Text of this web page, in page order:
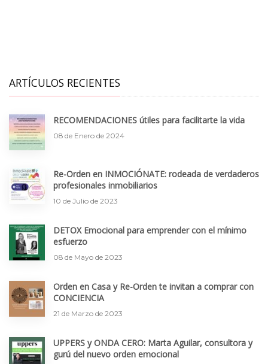
ARTÍCULOS RECIENTES
RECOMENDACIONES útiles para facilitarte la vida
08 de Enero de 2024
Re-Orden en INMOCIÓNATE: rodeada de verdaderos
profesionales inmobiliarios
10 de Julio de 2023
DETOX Emocional para emprender con el mínimo
esfuerzo
08 de Mayo de 2023
Orden en Casa y Re-Orden te invitan a comprar con
CONCIENCIA
21 de Marzo de 2023
UPPERS y ONDA CERO: Marta Aguilar, consultora y
gurú del nuevo orden emocional